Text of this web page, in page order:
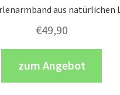
aus natürlichen
€49,90
zum Angebot